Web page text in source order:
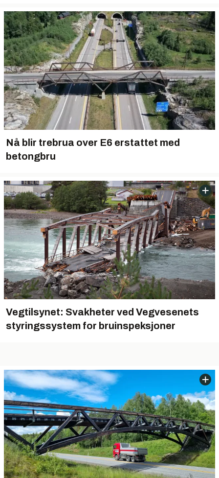
Nå blir trebrua over E6 erstattet med
betongbru
Vegtilsynet: Svakheter ved Vegvesenets
styringssystem for bruinspeksjoner